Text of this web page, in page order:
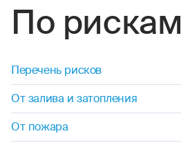
По рискам
Перечень рисков
От залива и затопления
От пожара